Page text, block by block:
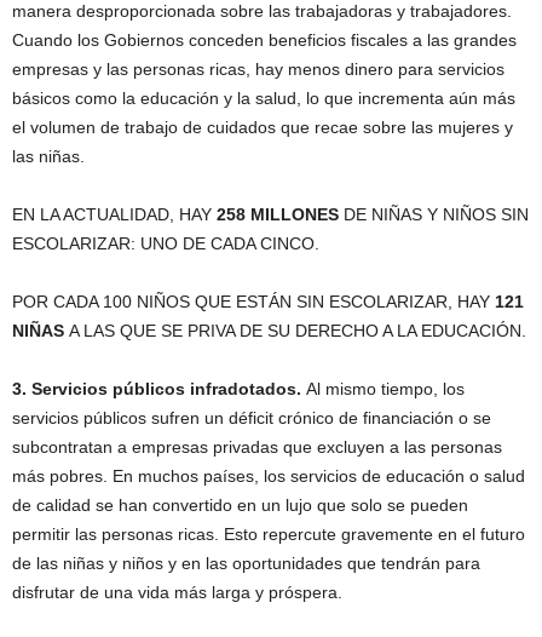
manera desproporcionada sobre las trabajadoras y trabajadores.
Cuando los Gobiernos conceden beneficios fiscales a las grandes
empresas y las personas ricas, hay menos dinero para servicios
básicos como la educación y la salud, lo que incrementa aún más
el volumen de trabajo de cuidados que recae sobre las mujeres y
las niñas.
EN LA ACTUALIDAD, HAY 258 MILLONES DE NIÑAS Y NIÑOS SIN
ESCOLARIZAR: UNO DE CADA CINCO.
POR CADA 100 NIÑOS QUE ESTÁN SIN ESCOLARIZAR, HAY 121
NIÑAS A LAS QUE SE PRIVA DE SU DERECHO A LA EDUCACIÓN.
3. Servicios públicos infradotados. Al mismo tiempo, los
servicios públicos sufren un déficit crónico de financiación o se
subcontratan a empresas privadas que excluyen a las personas
más pobres. En muchos países, los servicios de educación o salud
de calidad se han convertido en un lujo que solo se pueden
permitir las personas ricas. Esto repercute gravemente en el futuro
de las niñas y niños y en las oportunidades que tendrán para
disfrutar de una vida más larga y próspera.